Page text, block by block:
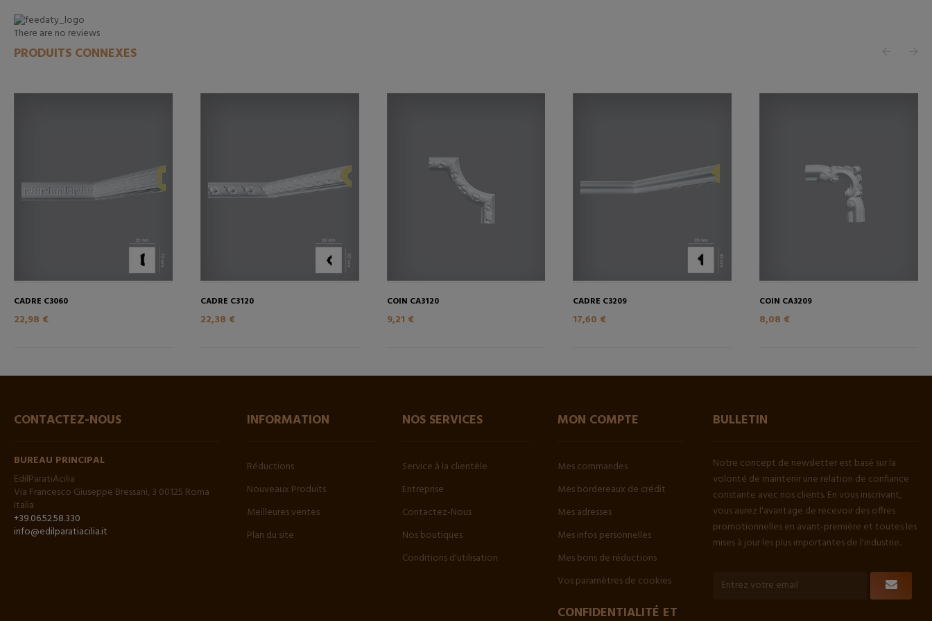
There are no reviews
PRODUITS CONNEXES
CADRE C3060
22,98 €
CADRE C3120
22,38 €
COIN CA3120
9,21 €
CADRE C3209
17,60 €
COIN CA3209
8,08 €
CONTACTEZ-NOUS
BUREAU PRINCIPAL
EdilParatiAcilia
Via Francesco Giuseppe Bressani, 3 00125 Roma
Italia
+39.06.52.58.330
info@edilparatiacilia.it
INFORMATION
Réductions
Nouveaux Produits
Meilleures ventes
Plan du site
NOS SERVICES
Service à la clientèle
Entreprise
Contactez-Nous
Nos boutiques
Conditions d'utilisation
MON COMPTE
Mes commandes
Mes bordereaux de crédit
Mes adresses
Mes infos personnelles
Mes bons de réductions
Vos paramètres de cookies
CONFIDENTIALITÉ ET
BULLETIN
Notre concept de newsletter est basé sur la
volonté de maintenir une relation de confiance
constante avec nos clients. En vous inscrivant,
vous aurez l'avantage de recevoir des offres
promotionnelles en avant-première et toutes les
mises à jour les plus importantes de l'industrie.